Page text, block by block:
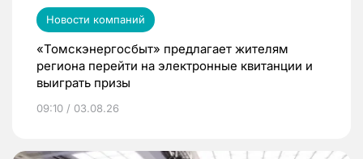
Новости компаний
«Томскэнергосбыт» предлагает жителям
региона перейти на электронные квитанции и
выиграть призы
09:10 / 03.08.26